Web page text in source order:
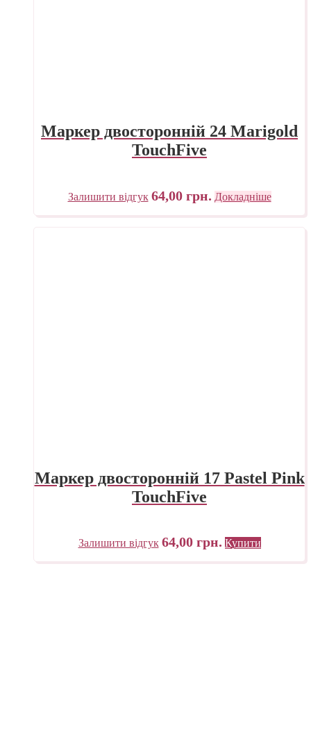
Маркер двосторонній 24 Marigold
TouchFive
Залишити відгук 64,00 грн. Докладніше
Маркер двосторонній 17 Pastel Pink
TouchFive
Залишити відгук 64,00 грн. Купити